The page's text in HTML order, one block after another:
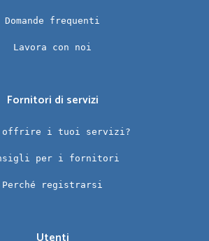
Domande frequenti
Lavora con noi
Fornitori di servizi
offrire i tuoi servizi?
per i fornitori
Perché registrarsi